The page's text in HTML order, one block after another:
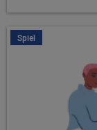
Spiel